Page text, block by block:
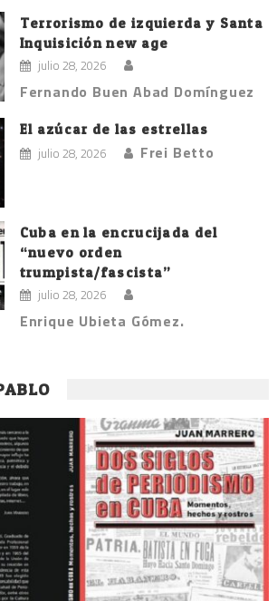
Terrorismo de izquierda y Santa
Inquisición new age
julio 28, 2026
Fernando Buen Abad Domínguez
El azúcar de las estrellas
julio 28, 2026 Frei Betto
Cuba en la encrucijada del
“nuevo orden
trumpista/fascista”
julio 28, 2026
Enrique Ubieta Gómez.